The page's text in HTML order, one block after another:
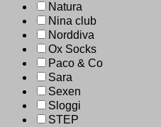
Natura
Nina club
Norddiva
Ox Socks
Paco & Co
Sara
Sexen
Sloggi
STEP